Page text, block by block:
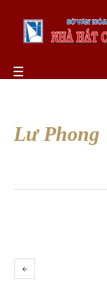
Lư Phong